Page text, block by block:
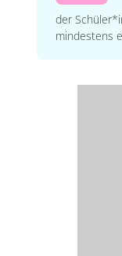
der
mindestens